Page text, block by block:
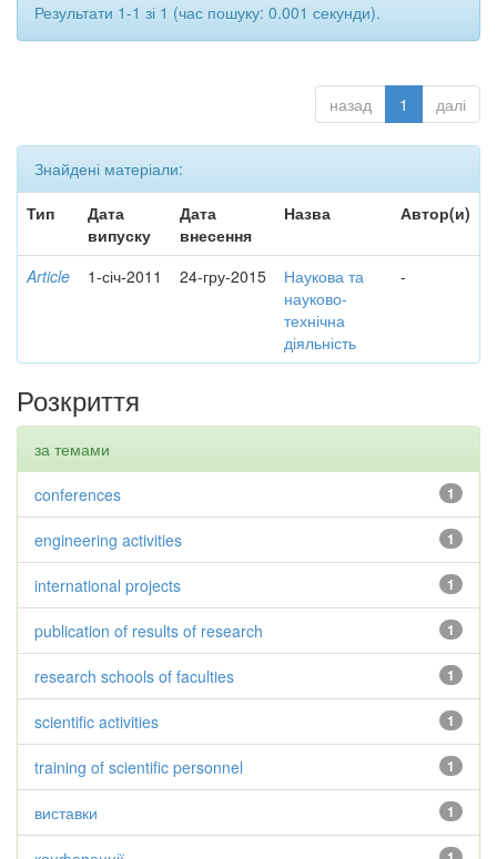
Результати 1-1 зі 1 (час пошуку: 0.001 секунди).
назад 1 далі
Знайдені матеріали:
Тип
Дата
випуску
Дата
внесення
Назва Автор(и)
Article 1-січ-2011 24-гру-2015
Наукова та
науково-
технічна
діяльність
-
Розкриття
за темами
1
conferences
1
engineering activities
1
international projects
1
publication of results of research
1
research schools of faculties
1
scientific activities
1
training of scientific personnel
1
виставки